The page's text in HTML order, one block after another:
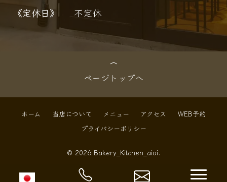
《定休日》
不定休
ページトップへ
ホーム 当店について メニュー アクセス
WEB予約
プライバシーポリシー
© 2026 Bakery_Kitchen_aioi.